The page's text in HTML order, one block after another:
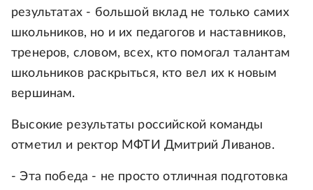
результатах - большой вклад не только самих
школьников, но и их педагогов и наставников,
тренеров, словом, всех, кто помогал талантам
школьников раскрыться, кто вел их к новым
вершинам.
Высокие результаты российской команды
отметил и ректор МФТИ Дмитрий Ливанов.
- Эта победа - не просто отличная подготовка